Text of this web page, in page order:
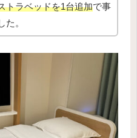
トラベッドを1台追加で事
。